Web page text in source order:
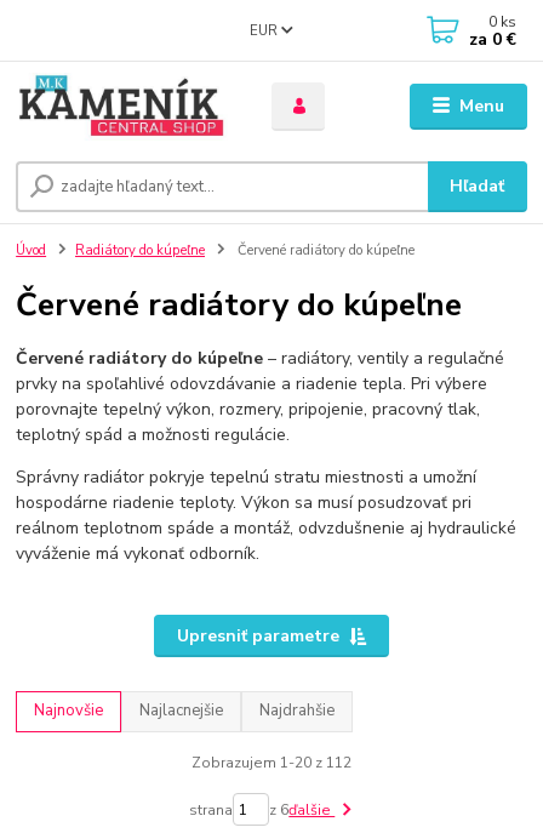
Menu
EUR
Hľadať
0 ks
za 0 €
Úvod Radiátory do kúpeľne Červené radiátory do kúpeľne
Červené radiátory do kúpeľne
Červené radiátory do kúpeľne – radiátory, ventily a regulačné
prvky na spoľahlivé odovzdávanie a riadenie tepla. Pri výbere
porovnajte tepelný výkon, rozmery, pripojenie, pracovný tlak,
teplotný spád a možnosti regulácie.
Správny radiátor pokryje tepelnú stratu miestnosti a umožní
hospodárne riadenie teploty. Výkon sa musí posudzovať pri
reálnom teplotnom spáde a montáž, odvzdušnenie aj hydraulické
vyváženie má vykonať odborník.
Upresniť parametre
Najnovšie Najlacnejšie Najdrahšie
Zobrazujem 1-20 z 112
strana z 6ďalšie